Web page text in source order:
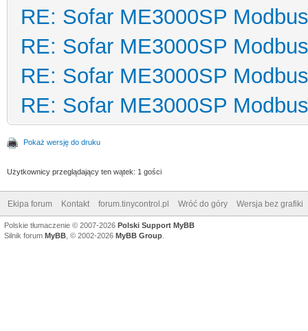
RE: Sofar ME3000SP Modbus
RE: Sofar ME3000SP Modbus
RE: Sofar ME3000SP Modbus
RE: Sofar ME3000SP Modbus
Pokaż wersję do druku
Użytkownicy przeglądający ten wątek: 1 gości
Ekipa forum Kontakt forum.tinycontrol.pl Wróć do góry Wersja bez grafiki
Polskie tłumaczenie © 2007-2026 Polski Support MyBB
Silnik forum MyBB , © 2002-2026 MyBB Group